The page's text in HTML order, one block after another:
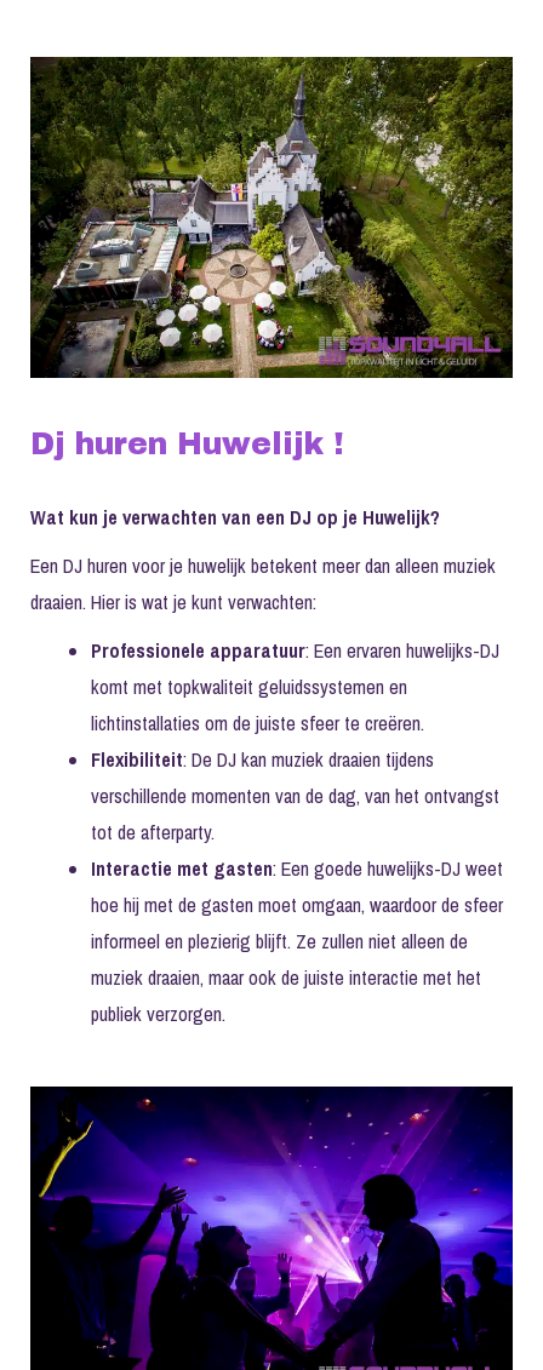
Dj huren Huwelijk !
Wat kun je verwachten van een DJ op je Huwelijk?
Een DJ huren voor je huwelijk betekent meer dan alleen muziek
draaien. Hier is wat je kunt verwachten:
Professionele apparatuur: Een ervaren huwelijks-DJ
komt met topkwaliteit geluidssystemen en
lichtinstallaties om de juiste sfeer te creëren.
Flexibiliteit: De DJ kan muziek draaien tijdens
verschillende momenten van de dag, van het ontvangst
tot de afterparty.
Interactie met gasten: Een goede huwelijks-DJ weet
hoe hij met de gasten moet omgaan, waardoor de sfeer
informeel en plezierig blijft. Ze zullen niet alleen de
muziek draaien, maar ook de juiste interactie met het
publiek verzorgen.